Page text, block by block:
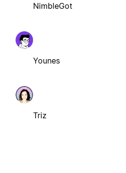
NimbleGot
Younes
Triz